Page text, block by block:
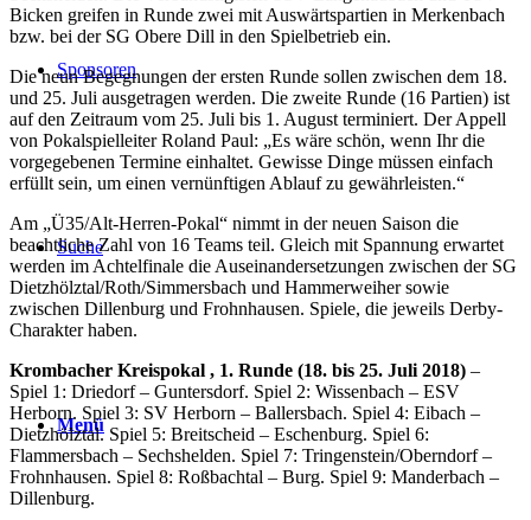
Sponsoren
Suche
Menü
Bicken greifen in Runde zwei mit Auswärtspartien in Merkenbach
bzw. bei der SG Obere Dill in den Spielbetrieb ein.
Die neun Begegnungen der ersten Runde sollen zwischen dem 18.
und 25. Juli ausgetragen werden. Die zweite Runde (16 Partien) ist
auf den Zeitraum vom 25. Juli bis 1. August terminiert. Der Appell
von Pokalspielleiter Roland Paul: „Es wäre schön, wenn Ihr die
vorgegebenen Termine einhaltet. Gewisse Dinge müssen einfach
erfüllt sein, um einen vernünftigen Ablauf zu gewährleisten.“
Am „Ü35/Alt-Herren-Pokal“ nimmt in der neuen Saison die
beachtliche Zahl von 16 Teams teil. Gleich mit Spannung erwartet
werden im Achtelfinale die Auseinandersetzungen zwischen der SG
Dietzhölztal/Roth/Simmersbach und Hammerweiher sowie
zwischen Dillenburg und Frohnhausen. Spiele, die jeweils Derby-
Charakter haben.
Krombacher Kreispokal , 1. Runde (18. bis 25. Juli 2018) –
Spiel 1: Driedorf – Guntersdorf. Spiel 2: Wissenbach – ESV
Herborn. Spiel 3: SV Herborn – Ballersbach. Spiel 4: Eibach –
Dietzhölztal. Spiel 5: Breitscheid – Eschenburg. Spiel 6:
Flammersbach – Sechshelden. Spiel 7: Tringenstein/Oberndorf –
Frohnhausen. Spiel 8: Roßbachtal – Burg. Spiel 9: Manderbach –
Dillenburg.